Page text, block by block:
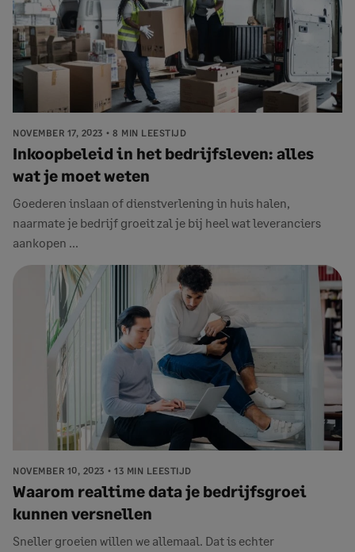
NOVEMBER 17, 2023 8 MIN LEESTIJD
Inkoopbeleid in het bedrijfsleven: alles
wat je moet weten
Goederen inslaan of dienstverlening in huis halen,
naarmate je bedrijf groeit zal je bij heel wat leveranciers
aankopen ...
NOVEMBER 10, 2023 13 MIN LEESTIJD
Waarom realtime data je bedrijfsgroei
kunnen versnellen
Sneller groeien willen we allemaal. Dat is echter